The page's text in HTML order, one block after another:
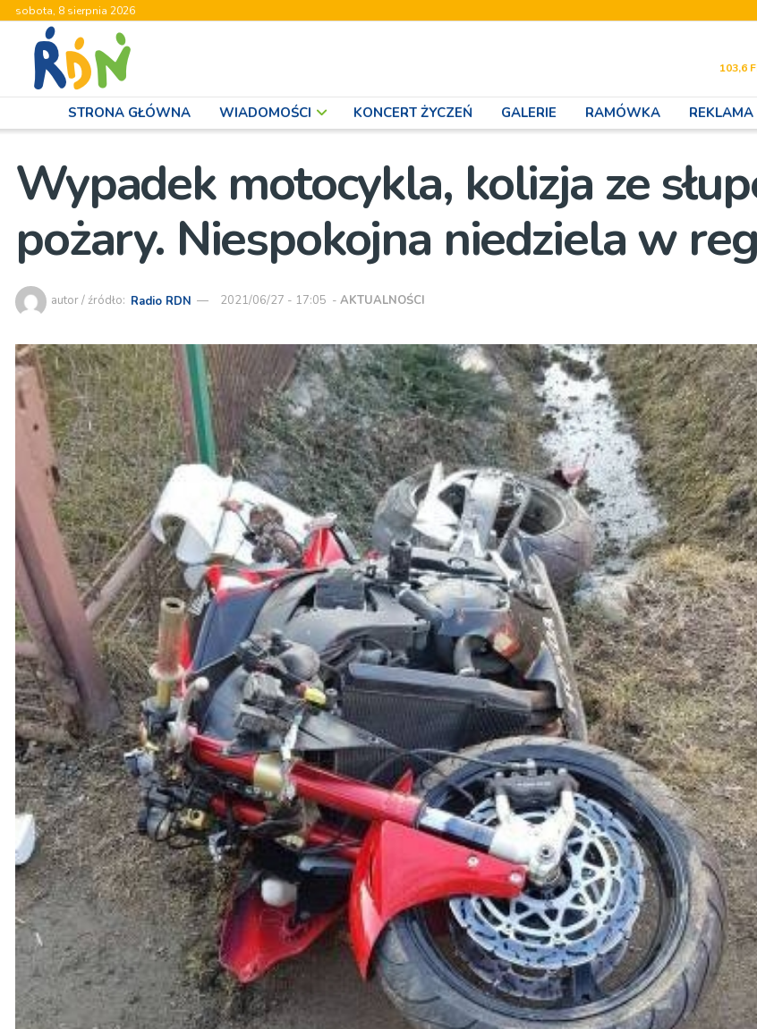
sobota, 8 sierpnia 2026
103,6
STRONA GŁÓWNA WIADOMOŚCI KONCERT ŻYCZEŃ GALERIE RAMÓWKA REKLAMA
Wypadek motocykla, kolizja ze
pożary. Niespokojna niedziela w
autor / źródło: Radio RDN 2021/06/27 - 17:05 - AKTUALNOŚCI